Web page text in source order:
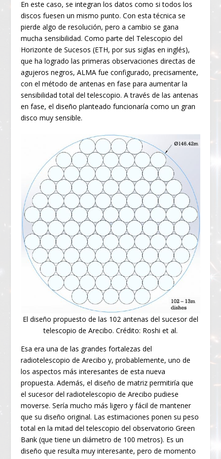
En este caso, se integran los datos como si todos los
discos fuesen un mismo punto. Con esta técnica se
pierde algo de resolución, pero a cambio se gana
mucha sensibilidad. Como parte del Telescopio del
Horizonte de Sucesos (ETH, por sus siglas en inglés),
que ha logrado las primeras observaciones directas de
agujeros negros, ALMA fue configurado, precisamente,
con el método de antenas en fase para aumentar la
sensibilidad total del telescopio. A través de las antenas
en fase, el diseño planteado funcionaría como un gran
disco muy sensible.
El diseño propuesto de las 102 antenas del sucesor del
telescopio de Arecibo. Crédito: Roshi et al.
Esa era una de las grandes fortalezas del
radiotelescopio de Arecibo y, probablemente, uno de
los aspectos más interesantes de esta nueva
propuesta. Además, el diseño de matriz permitiría que
el sucesor del radiotelescopio de Arecibo pudiese
moverse. Sería mucho más ligero y fácil de mantener
que su diseño original. Las estimaciones ponen su peso
total en la mitad del telescopio del observatorio Green
Bank (que tiene un diámetro de 100 metros). Es un
diseño que resulta muy interesante, pero de momento